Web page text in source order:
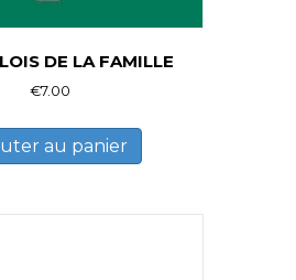
DE LA FAMILLE
€7.00
au panier